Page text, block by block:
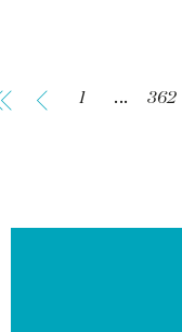
1 ... 362